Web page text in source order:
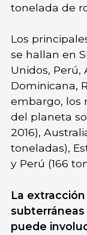
tonelada de
Los
se hallan en
Unidos, Perú,
Dominicana,
embargo, los
del planeta
2016),
toneladas),
y Perú (166
La
puede